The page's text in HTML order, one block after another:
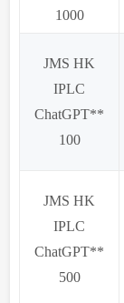
1000
JMS HK
IPLC
ChatGPT**
100
JMS HK
IPLC
ChatGPT**
500